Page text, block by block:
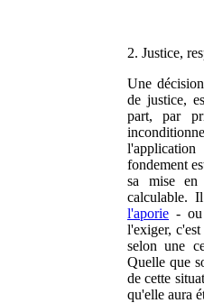
2. Justice,
Une
de justice,
part, par
fondement
sa mise
calculable.
l'aporie - ou
l'exiger,
selon une
Quelle que
de cette
qu'elle aura